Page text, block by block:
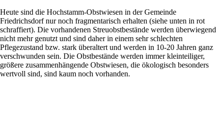
Heute sind die Hochstamm-Obstwiesen in der Gemeinde
Friedrichsdorf nur noch fragmentarisch erhalten (siehe unten in rot
schraffiert). Die vorhandenen Streuobstbestände werden überwiegend
nicht mehr genutzt und sind daher in einem sehr schlechten
Pflegezustand bzw. stark überaltert und werden in 10-20 Jahren ganz
verschwunden sein. Die Obstbestände werden immer kleinteiliger,
größere zusammenhängende Obstwiesen, die ökologisch besonders
wertvoll sind, sind kaum noch vorhanden.